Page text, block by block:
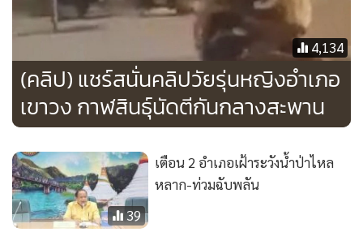
4,134
(คลิป) แชร์สนั่นคลิปวัยรุ่นหญิงอำเภอ
เขาวง กาฬสินธุ์นัดตีกันกลางสะพาน
39
เตือน 2 อำเภอเฝ้าระวังน้ำป่าไหล
หลาก-ท่วมฉับพลัน